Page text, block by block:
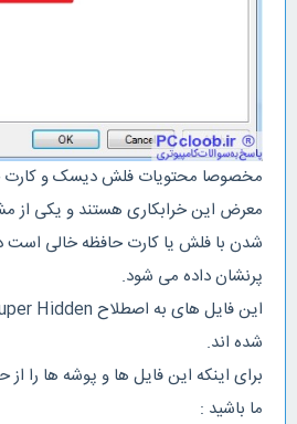
مخصوصا محتویات فلش دیسک و کارت
معرض این خرابکاری هستند و یکی از
شدن با فلش یا کارت حافظه خالی است
پرنشان داده می شود.
شده اند.
برای اینکه این فایل ها و پوشه ها را
ما باشید :